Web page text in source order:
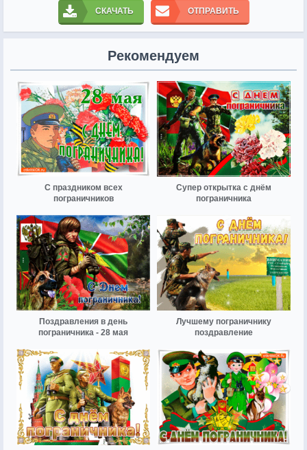
СКАЧАТЬ ОТПРАВИТЬ
Рекомендуем
С праздником всех
пограничников
Супер открытка с днём
пограничника
Поздравления в день
пограничника - 28 мая
Лучшему пограничнику
поздравление